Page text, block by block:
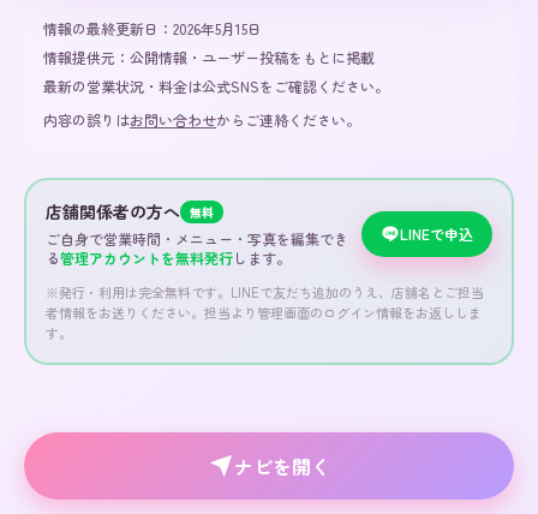
情報の最終更新日： 2026年5月15日
情報提供元： 公開情報・ユーザー投稿をもとに掲載
最新の営業状況・料金は公式SNSをご確認ください。
内容の誤りはお問い合わせからご連絡ください。
店舗関係者の方へ 無料
ご自身で営業時間・メニュー・写真を編集でき
る管理アカウントを無料発行します。
LINEで申込
※発行・利用は完全無料です。LINEで友だち追加のうえ、店舗名とご担当
者情報をお送りください。担当より管理画面のログイン情報をお返ししま
す。
ナビを開く